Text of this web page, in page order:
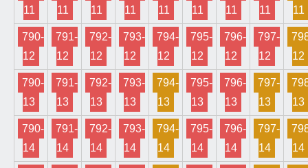
11
11
11
11
11
11
11
11
11
790-
12
791-
12
792-
12
793-
12
794-
12
795-
12
796-
12
797-
12
12
790-
13
791-
13
792-
13
793-
13
794-
13
795-
13
796-
13
797-
13
13
790-
14
791-
14
792-
14
793-
14
794-
14
795-
14
796-
14
797-
14
14